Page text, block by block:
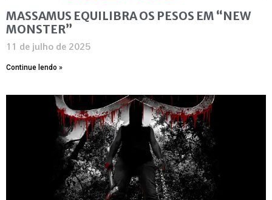
MASSAMUS EQUILIBRA OS PESOS EM “NEW
MONSTER”
11 de julho de 2025
Continue lendo »